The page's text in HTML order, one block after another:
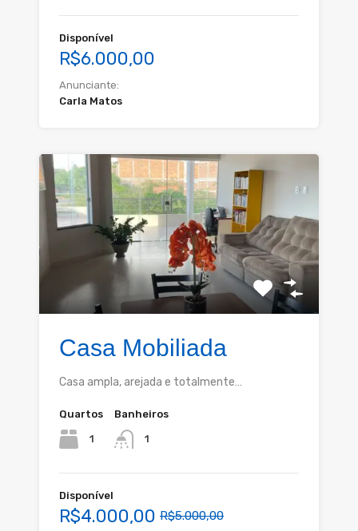
Disponível
R$6.000,00
Anunciante:
Carla Matos
Casa Mobiliada
Casa ampla, arejada e totalmente…
Quartos
1
Banheiros
1
Disponível
R$4.000,00 R$5.000,00